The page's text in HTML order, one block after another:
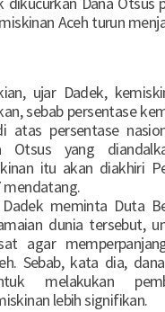
Aceh turun
ujar Dadek,
sebab persentase
atas persentase
Otsus yang
itu akan diakhiri
mendatang.
meminta Duta
dunia tersebut,
agar
Sebab, kata dia,
melakukan
lebih signifikan.